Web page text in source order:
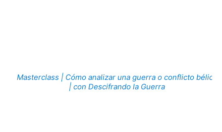
Masterclass | Cómo analizar una guerra o conflicto bélico
| con Descifrando la Guerra